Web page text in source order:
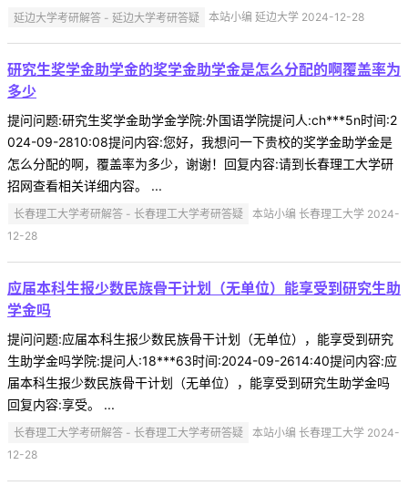
延边大学考研解答 - 延边大学考研答疑 本站小编 延边大学 2024-12-28
研究生奖学金助学金的奖学金助学金是怎么分配的啊覆盖率为
多少
提问问题:研究生奖学金助学金学院:外国语学院提问人:ch***5n时间:2
024-09-2810:08提问内容:您好，我想问一下贵校的奖学金助学金是
怎么分配的啊，覆盖率为多少，谢谢！回复内容:请到长春理工大学研
招网查看相关详细内容。 ...
长春理工大学考研解答 - 长春理工大学考研答疑
本站小编 长春理工大学 2024-
12-28
应届本科生报少数民族骨干计划（无单位）能享受到研究生助
学金吗
提问问题:应届本科生报少数民族骨干计划（无单位），能享受到研究
生助学金吗学院:提问人:18***63时间:2024-09-2614:40提问内容:应
届本科生报少数民族骨干计划（无单位），能享受到研究生助学金吗
回复内容:享受。 ...
长春理工大学考研解答 - 长春理工大学考研答疑
本站小编 长春理工大学 2024-
12-28